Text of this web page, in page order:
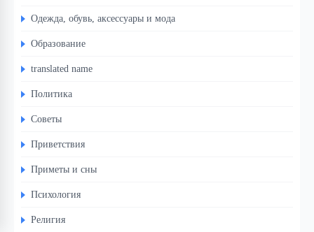
Одежда, обувь, аксессуары и мода
Образование
translated name
Политика
Советы
Приветствия
Приметы и сны
Психология
Религия